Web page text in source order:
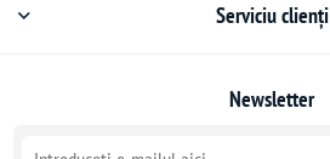
Serviciu clienți
Newsletter